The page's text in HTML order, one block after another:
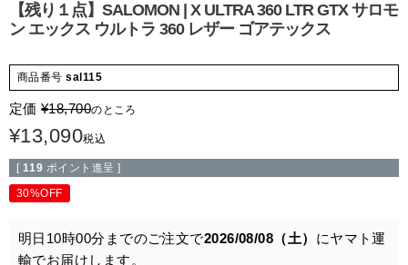
【残り１点】SALOMON | X ULTRA 360 LTR GTX サロモ
ン エックス ウルトラ 360 レザー ゴアテックス
商品番号 sal115
定価 ¥18,700のところ
¥13,090税込
[ 119 ポイント進呈 ]
30%OFF
明日 10時00分 までのご注文で2026/08/08（土） にヤマト運
輸でお届けします。